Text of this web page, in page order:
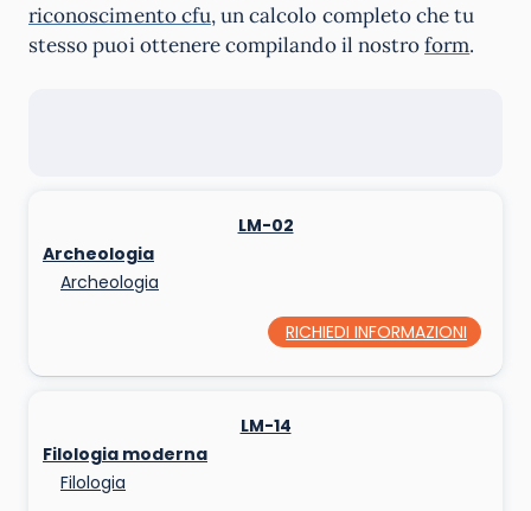
riconoscimento cfu, un calcolo completo che tu
stesso puoi ottenere compilando il nostroform.
LM-02
Archeologia
Archeologia
RICHIEDI INFORMAZIONI
LM-14
Filologia moderna
Filologia